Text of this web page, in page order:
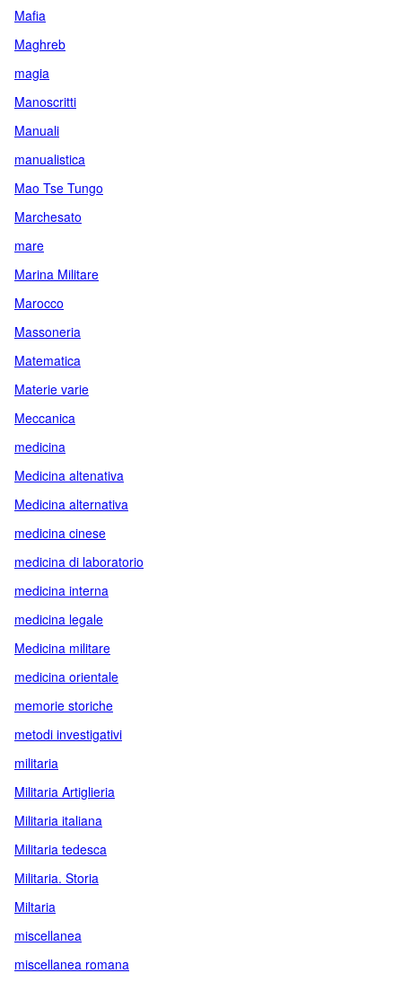
Mafia
Maghreb
magia
Manoscritti
Manuali
manualistica
Mao Tse Tungo
Marchesato
mare
Marina Militare
Marocco
Massoneria
Matematica
Materie varie
Meccanica
medicina
Medicina altenativa
Medicina alternativa
medicina cinese
medicina di laboratorio
medicina interna
medicina legale
Medicina militare
medicina orientale
memorie storiche
metodi investigativi
militaria
Militaria Artiglieria
Militaria italiana
Militaria tedesca
Militaria. Storia
Miltaria
miscellanea
miscellanea romana